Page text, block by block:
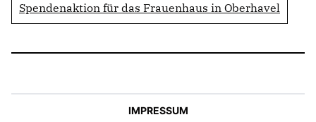
Spendenaktion für das Frauenhaus in Oberhavel
IMPRESSUM